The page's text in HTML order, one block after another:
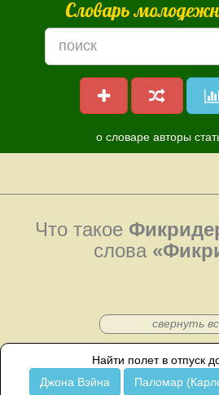
Словарь
о словаре авторы
Что такое
слова
свернуть
Найти полет в отпуск
Джона Вэйна
Паломар